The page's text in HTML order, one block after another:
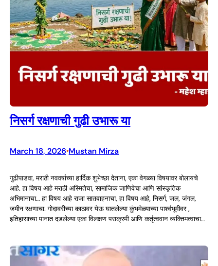
निसर्ग रक्षणाची गुढी उभारू या
March 18, 2026•Mustan Mirza
गुढीपाडवा, मराठी नववर्षाच्या हार्दिक शुभेच्छा देताना, एका वेगळ्या विषयावर बोलायचे
आहे. हा विषय आहे मराठी अस्मितेचा, सामाजिक जाणिवेचा आणि सांस्कृतिक
अभिमानाचा… हा विषय आहे राजा सातवाहनाचा, हा विषय आहे, निसर्ग, जल, जंगल,
जमीन रक्षणाचा. गोदावरीच्या काठावर येऊ घातलेल्या कुंभमेळ्याच्या पार्श्वभूमीवर ,
इतिहासाच्या पानात दडलेल्या एका विलक्षण पराक्रमी आणि कर्तृत्ववान व्यक्तिमत्वाचा…